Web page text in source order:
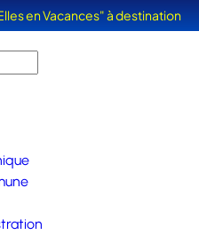
en Vacances" à destination
de violences est sorti